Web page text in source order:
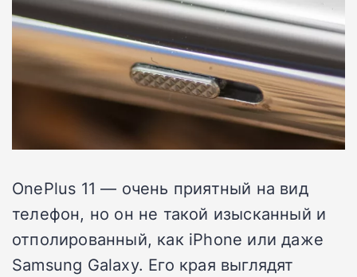
OnePlus 11 — очень приятный на вид
телефон, но он не такой изысканный и
отполированный, как iPhone или даже
Samsung Galaxy. Его края выглядят